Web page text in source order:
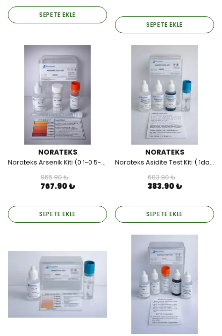
SEPETE EKLE
SEPETE EKLE
NORATEKS
Norateks Arsenik Kiti (0.1-0.5-1.0-2.5-5.0-10.0) ppm.
965.90 ₺
767.90 ₺
SEPETE EKLE
NORATEKS
Norateks Asidite Test Kiti ( 1damla=50ppm (mg/lt)).
603.90 ₺
383.90 ₺
SEPETE EKLE